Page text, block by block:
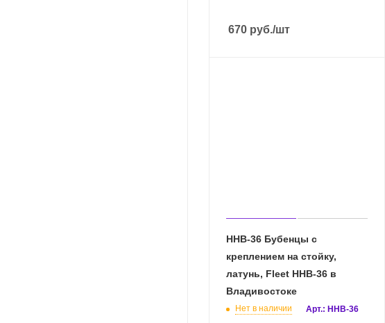
670 руб./шт
HHB-36 Бубенцы с
креплением на стойку,
латунь, Fleet HHB-36 в
Владивостоке
Нет в наличии Арт.: HHB-36